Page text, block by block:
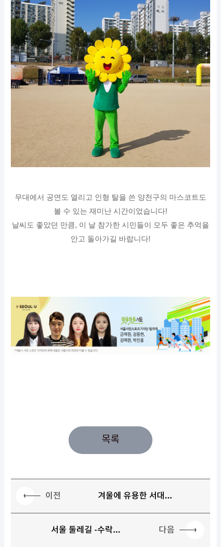
무대에서 공연도 열리고 인형 탈을 쓴 양천구의 마스코트도
볼 수 있는 재미난 시간이었습니다!
날씨도 좋았던 만큼, 이 날 참가한 시민들이 모두 좋은 추억을
안고 돌아가길 바랍니다!
목록
이전 겨울에 유용한 서대...
서울 둘레길 -수락... 다음